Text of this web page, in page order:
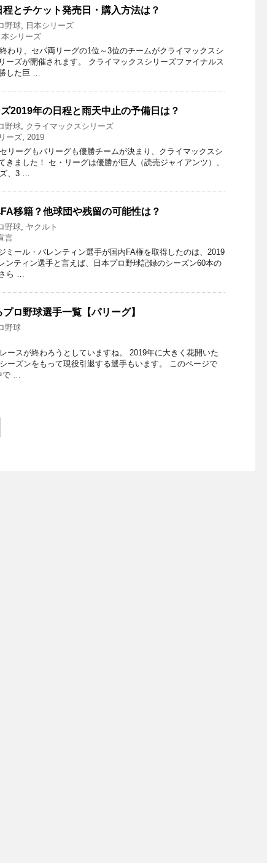
とチケット発売日・購入方法は？
野球, 日本シリーズ
本シリーズ
わり、セパ両リーグの1位～3位のチームがクライマックスシ
ーズが開催されます。 クライマックスシリーズファイナルス
した巨 …
2019年の日程と雨天中止の予備日は？
野球, クライマックスシリーズ
ーズ, 2019
リーグもパリーグも優勝チームが決まり、クライマックスシ
きました！ セ・リーグは優勝が巨人（読売ジャイアンツ）、
、3 …
移籍？他球団や残留の可能性は？
野球, ヤクルト
言
ミール・バレンティン選手が国内FA権を取得したのは、2019
ンティン選手と言えば、日本プロ野球記録のシーズン60本の
ら …
ロ野球選手一覧【パリーグ】
野球
ースが終わろうとしていますね。 2019年に大きく花開いた
ーズンをもって現役引退する選手もいます。 このページで
で …